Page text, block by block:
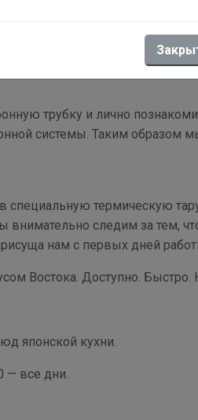
каждый клиент;
пристально следит за
и для настоящих
трубку и лично
системы. Таким образом
термическую
следим за тем,
нам с первых дней
Востока. Доступно. Быстро.
японской кухни.
— все дни.